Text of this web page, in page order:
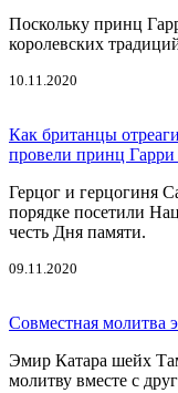
Поскольку принц
королевских
10.11.2020
Как британцы
провели принц
Герцог и герцогиня
порядке посетили
честь Дня памяти.
09.11.2020
Совместная молитва
Эмир Катара шейх
молитву вместе с